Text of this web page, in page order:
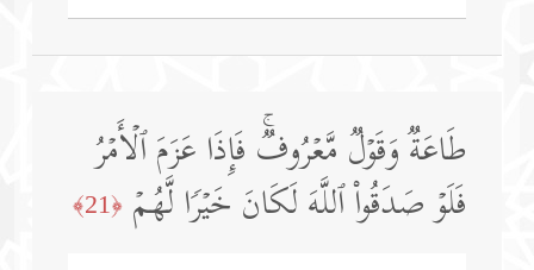
طَاعَةࣱ وَقَوۡلࣱ مَّعۡرُوفࣱۚ فَإِذَا عَزَمَ ٱلۡأَمۡرُ
فَلَوۡ صَدَقُوا۟ ٱللَّهَ لَكَانَ خَیۡرࣰا لَّهُمۡ ﴿21﴾